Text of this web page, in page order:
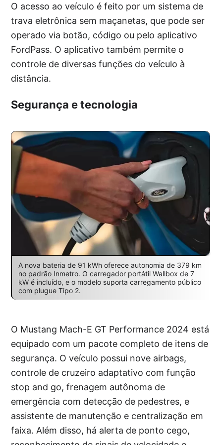
O acesso ao veículo é feito por um sistema de
trava eletrônica sem maçanetas, que pode ser
operado via botão, código ou pelo aplicativo
FordPass. O aplicativo também permite o
controle de diversas funções do veículo à
distância.
Segurança e tecnologia
A nova bateria de 91 kWh oferece autonomia de 379 km
no padrão Inmetro. O carregador portátil Wallbox de 7
kW é incluído, e o modelo suporta carregamento público
com plugue Tipo 2.
O Mustang Mach-E GT Performance 2024 está
equipado com um pacote completo de itens de
segurança. O veículo possui nove airbags,
controle de cruzeiro adaptativo com função
stop and go, frenagem autônoma de
emergência com detecção de pedestres, e
assistente de manutenção e centralização em
faixa. Além disso, há alerta de ponto cego,